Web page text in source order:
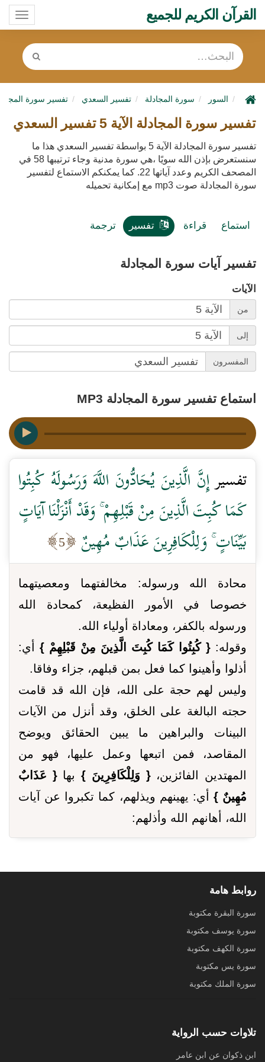
القرآن الكريم للجميع
السور سورة المجادلة تفسير السعدي تفسير سورة
تفسير سورة المجادلة الآية 5 تفسير السعدي
تفسير سورة المجادلة الآية 5 بواسطة تفسير السعدي هذا ما
سنستعرض بإذن الله سويًا ،هي سورة مدنية وجاء ترتيبها 58 في
المصحف الكريم وعدد آياتها 22. كما يمكنكم الاستماع لتفسير
سورة المجادلة صوت mp3 مع إمكانية تحميله
استماع قراءة تفسير ترجمة
تفسير آيات سورة المجادلة
الآيات
من
إلى
المفسرون
استماع تفسير سورة المجادلة MP3
تفسير إِنَّ الَّذِينَ يُحَادُّونَ اللَّهَ وَرَسُولَهُ كُبِتُوا
كَمَا كُبِتَ الَّذِينَ مِنْ قَبْلِهِمْ ۚ وَقَدْ أَنْزَلْنَا آيَاتٍ
بَيِّنَاتٍ ۚ وَلِلْكَافِرِينَ عَذَابٌ مُهِينٌ
5
محادة الله ورسوله: مخالفتهما ومعصيتهما
خصوصا في الأمور الفظيعة، كمحادة الله
ورسوله بالكفر، ومعاداة أولياء الله.
وقوله: { كُبِتُوا كَمَا كُبِتَ الَّذِينَ مِنْ قَبْلِهِمْ } أي:
أذلوا وأهينوا كما فعل بمن قبلهم، جزاء وفاقا.
وليس لهم حجة على الله، فإن الله قد قامت
حجته البالغة على الخلق، وقد أنزل من الآيات
البينات والبراهين ما يبين الحقائق ويوضح
المقاصد، فمن اتبعها وعمل عليها، فهو من
المهتدين الفائزين،{ وَلِلْكَافِرِينَ }بها{ عَذَابٌ
مُهِينٌ } أي: يهينهم ويذلهم، كما تكبروا عن آيات
الله، أهانهم الله وأذلهم:
روابط هامة
سورة البقرة مكتوبة
سورة يوسف مكتوبة
سورة الكهف مكتوبة
سورة يس مكتوبة
سورة الملك مكتوبة
تلاوات حسب الرواية
ابن ذكوان عن ابن عامر